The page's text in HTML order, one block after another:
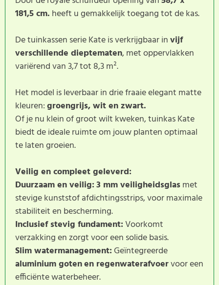
181,5 cm. heeft u gemakkelijk toegang tot de kas.
De tuinkassen serie Kate is verkrijgbaar invijf
verschillende dieptematen, met oppervlakken
variërend van 3,7 tot 8,3 m².
Het model is leverbaar in drie fraaie elegant matte
kleuren:groengrijs, wit en zwart.
Of je nu klein of groot wilt kweken, tuinkas Kate
biedt de ideale ruimte om jouw planten optimaal
te laten groeien.
Veilig en compleet geleverd:
Duurzaam en veilig:3 mm veiligheidsglasmet
stevige kunststof afdichtingsstrips, voor maximale
stabiliteit en bescherming.
Inclusief stevig fundament:Voorkomt
verzakking en zorgt voor een solide basis.
Slim watermanagement: Geïntegreerde
aluminium gotenen regenwaterafvoervoor een
efficiënte waterbeheer.